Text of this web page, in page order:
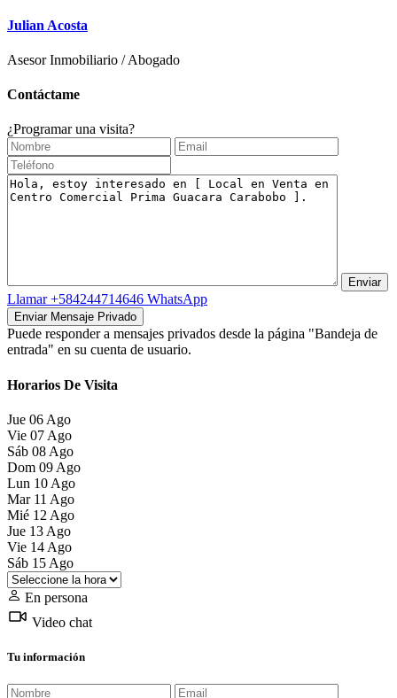
Julian Acosta
Asesor Inmobiliario / Abogado
Contáctame
¿Programar una visita?
Llamar+584244714646 WhatsApp
Puede responder a mensajes privados desde la página "Bandeja de
entrada" en su cuenta de usuario.
Horarios De Visita
Jue 06 Ago
Vie 07 Ago
Sáb 08 Ago
Dom 09 Ago
Lun 10 Ago
Mar 11 Ago
Mié 12 Ago
Jue 13 Ago
Vie 14 Ago
Sáb 15 Ago
En persona
Video chat
Tu información